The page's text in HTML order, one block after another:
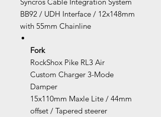
BB92 / UDH Interface / 12x148mm
with 55mm Chainline
Fork
RockShox Pike RL3 Air
Custom Charger 3-Mode
Damper
15x110mm Maxle Lite / 44mm
offset / Tapered steerer